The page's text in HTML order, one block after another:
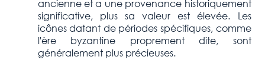
ancienne et a une provenance historiquement
significative, plus sa valeur est élevée. Les
icônes datant de périodes spécifiques, comme
l'ère byzantine proprement dite, sont
généralement plus précieuses.